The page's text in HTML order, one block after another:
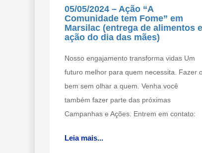
05/05/2024 – Ação “A
Comunidade tem Fome” em
Marsilac (entrega de alimentos e
ação do dia das mães)
Nosso engajamento transforma vidas Um
futuro melhor para quem necessita. Fazer
bem sem olhar a quem. Venha você
também fazer parte das próximas
Campanhas e Ações. Entrem em contato:
Leia mais...